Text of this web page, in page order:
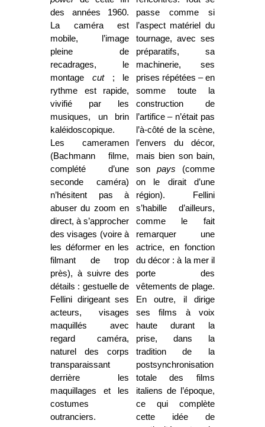
des années 1960.
La caméra est
mobile, l’image
pleine de
recadrages, le
montage cut; le
rythme est rapide,
vivifié par les
musiques, un brin
kaléidoscopique.
Les cameramen
(Bachmann filme,
complété d’une
seconde caméra)
n’hésitent pas à
abuser du zoom en
direct, à s’approcher
des visages (voire à
les déformer en les
filmant de trop
près), à suivre des
détails : gestuelle de
Fellini dirigeant ses
acteurs, visages
maquillés avec
regard caméra,
naturel des corps
transparaissant
derrière les
maquillages et les
costumes
outranciers.
passe comme si
l’aspect matériel du
tournage, avec ses
préparatifs, sa
machinerie, ses
prises répétées – en
somme toute la
construction de
l’artifice – n’était pas
l’à-côté de la scène,
l’envers du décor,
mais bien son bain,
son pays (comme
on le dirait d’une
région). Fellini
s’habille d’ailleurs,
comme le fait
remarquer une
actrice, en fonction
du décor : à la mer il
porte des
vêtements de plage.
En outre, il dirige
ses films à voix
haute durant la
prise, dans la
tradition de la
postsynchronisation
totale des films
italiens de l’époque,
ce qui complète
cette idée de